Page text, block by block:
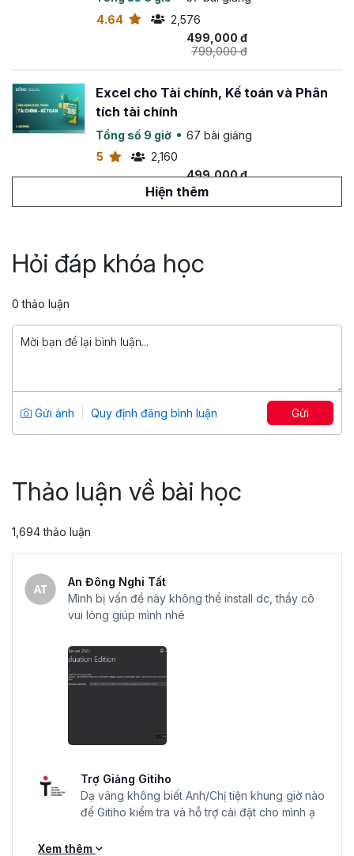
4.64
2,576
499,000 đ
799,000 đ
Excel cho Tài chính, Kế toán và Phân
tích tài chính
Tổng số 9 giờ
67 bài giảng
5
2,160
499,000 đ
899,000 đ
Tổng số 6 giờ
chuyên sâu
4.71
861
Hiện thêm
Hỏi đáp khóa học
0 thảo luận
Gửi ảnh Quy định đăng bình luận Gửi
Thảo luận về bài học
1,694 thảo luận
An Đông Nghi Tất
Mình bị vấn đề này không thể install dc, thầy cô
vui lòng giúp mình nhé
Trợ Giảng Gitiho
Dạ vâng không biết Anh/Chị tiện khung giờ nào
để Gitiho kiểm tra và hỗ trợ cài đặt cho mình ạ
Xem thêm